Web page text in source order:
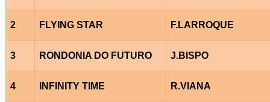
2 FLYING STAR F.LARROQUE
3 RONDONIA DO FUTURO J.BISPO
4 INFINITY TIME R.VIANA